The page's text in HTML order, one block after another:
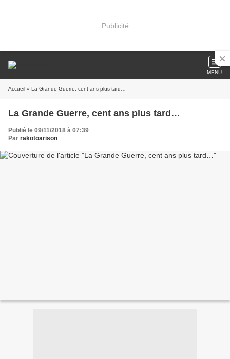
Publicité
MENU
Accueil » La Grande Guerre, cent ans plus tard…
La Grande Guerre, cent ans plus tard…
Publié le 09/11/2018 à 07:39
Par rakotoarison